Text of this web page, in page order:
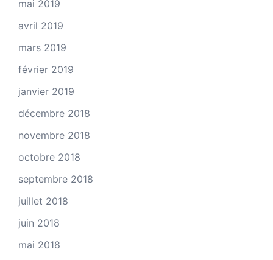
mai 2019
avril 2019
mars 2019
février 2019
janvier 2019
décembre 2018
novembre 2018
octobre 2018
septembre 2018
juillet 2018
juin 2018
mai 2018